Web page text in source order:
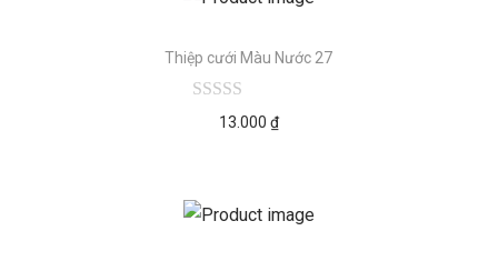
Thiệp cưới Màu Nước 27
13.000 ₫